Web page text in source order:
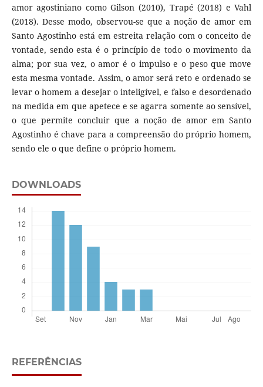
amor agostiniano como Gilson (2010), Trapé (2018) e Vahl
(2018). Desse modo, observou-se que a noção de amor em
Santo Agostinho está em estreita relação com o conceito de
vontade, sendo esta é o princípio de todo o movimento da
alma; por sua vez, o amor é o impulso e o peso que move
esta mesma vontade. Assim, o amor será reto e ordenado se
levar o homem a desejar o inteligível, e falso e desordenado
na medida em que apetece e se agarra somente ao sensível,
o que permite concluir que a noção de amor em Santo
Agostinho é chave para a compreensão do próprio homem,
sendo ele o que define o próprio homem.
DOWNLOADS
REFERÊNCIAS